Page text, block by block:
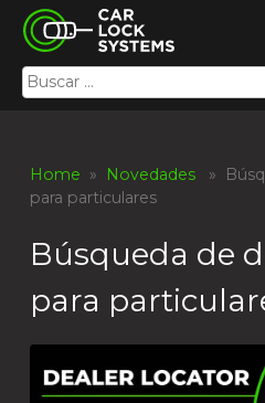
Skip
content
Car Lock Systems
Car Lock Systems
Buscar:
Home » Novedades »
para particulares
Búsqueda de
para